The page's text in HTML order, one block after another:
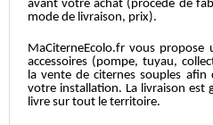
avant votre achat (procédé de
mode de livraison, prix).
MaCiterneEcolo.fr vous propose
accessoires (pompe, tuyau,
la vente de citernes souples
votre installation. La livraison est
livre sur tout le territoire.